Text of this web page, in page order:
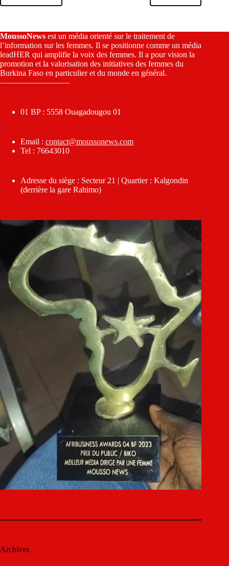
MoussoNews est un média orienté sur le traitement de
l’information sur les femmes. Il se positionne comme un média
leadHER qui amplifie la voix des femmes. Il a pour vision la
promotion et la valorisation des initiatives des femmes du
Burkina Faso en particulier et du monde en général.
————————–
01 BP : 5558 Ouagadougou 01
Email : contact@moussonews.com
Tel : 76643010
Adresse du siège : Secteur 21 | Quartier : Kalgondin
(derrière la gare Rahimo)
Archives